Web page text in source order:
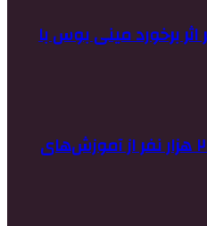
بر اثر برخورد مینی بوس با
بهره‌مندی بیش از ۲۴۸‌ هزار نفر از آموزش‌های